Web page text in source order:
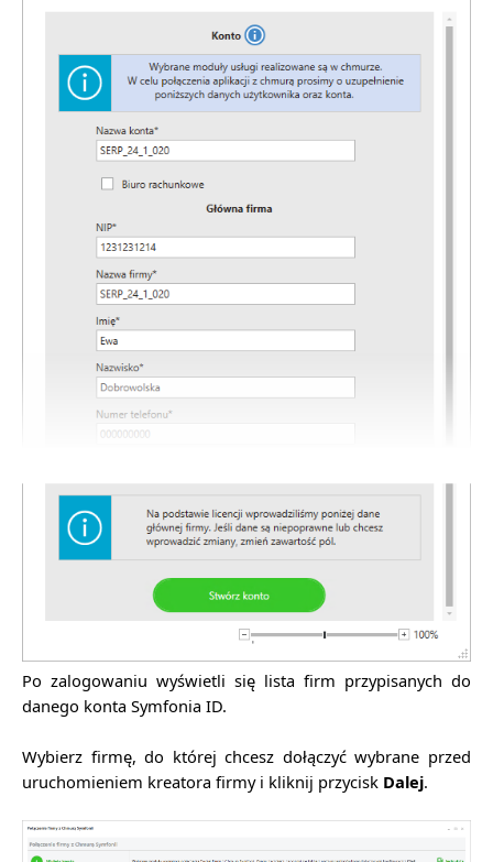
Po zalogowaniu wyświetli się lista firm przypisanych do
danego konta Symfonia ID.
Wybierz firmę, do której chcesz dołączyć wybrane przed
uruchomieniem kreatora firmy i kliknij przycisk Dalej.